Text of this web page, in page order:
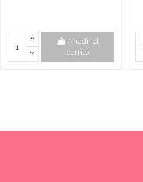
Añadir al
carrito